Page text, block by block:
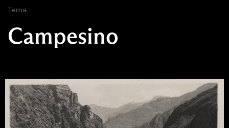
Tema
Campesino